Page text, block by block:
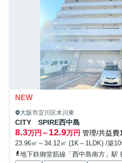
NEW
大阪市淀川区木川東
CITY SPIRE西中島
8.3万円～12.9万円 管理/共益費
23.96㎡～34.12㎡ (1K～1LDK) /築
地下鉄御堂筋線「西中島南方」駅